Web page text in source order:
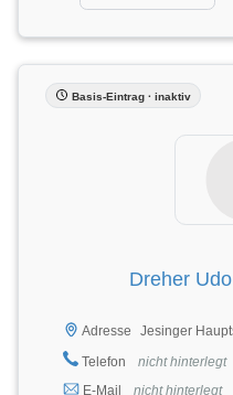
Basis-Eintrag · inaktiv
Dreher
Adresse
Jesinger
Telefon
nicht hinterlegt
E-Mail
nicht hinterlegt